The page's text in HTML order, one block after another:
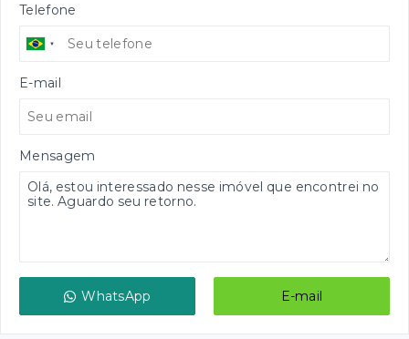
Telefone
E-mail
Mensagem
WhatsApp E-mail